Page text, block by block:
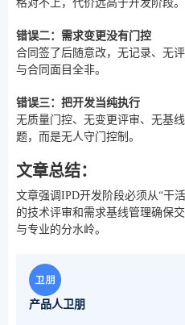
格对不上，代价远高于开发阶段。
错误二：需求变更没有门控
合同签了后随意改，无记录、无
与合同面目全非。
错误三：把开发当纯执行
无质量门控、无变更评审、无基
题，而是无人守门控制。
文章总结：
文章强调IPD开发阶段必须从“干
的技术评审和需求基线管理确保
与专业的分水岭。
产品人卫朋